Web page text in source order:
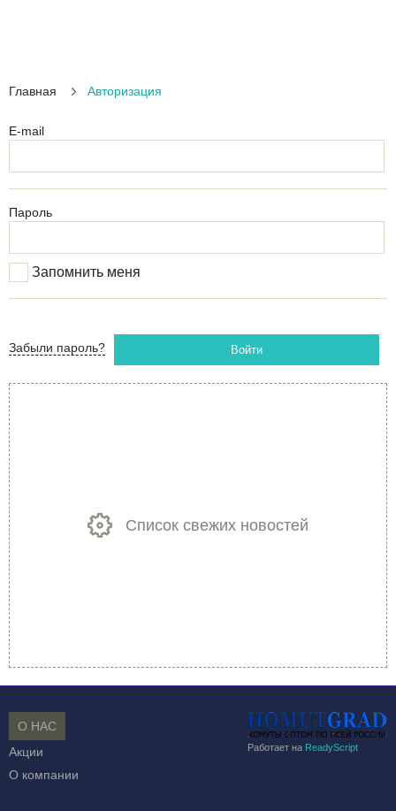
Главная Авторизация
E-mail
Пароль
Запомнить меня
Забыли пароль? Войти
Список свежих новостей
Работает на ReadyScript
О НАС
Акции
О компании